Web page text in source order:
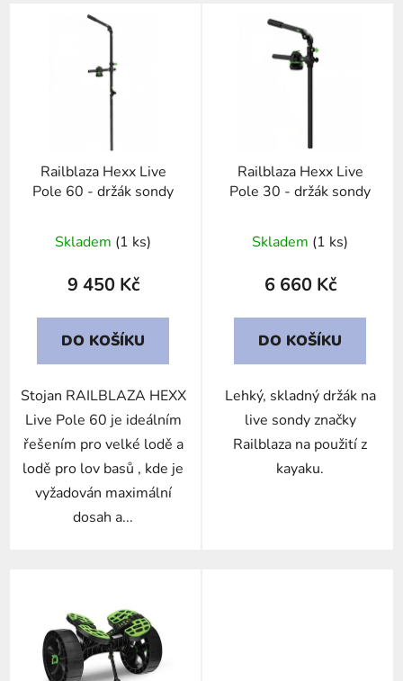
Railblaza Hexx Live
Pole 60 - držák sondy
Skladem (1 ks)
9 450 Kč
DO KOŠÍKU
Stojan RAILBLAZA HEXX
Live Pole 60 je ideálním
řešením pro velké lodě a
lodě pro lov basů , kde je
vyžadován maximální
dosah a...
Railblaza Hexx Live
Pole 30 - držák sondy
Skladem (1 ks)
6 660 Kč
DO KOŠÍKU
Lehký, skladný držák na
live sondy značky
Railblaza na použití z
kayaku.